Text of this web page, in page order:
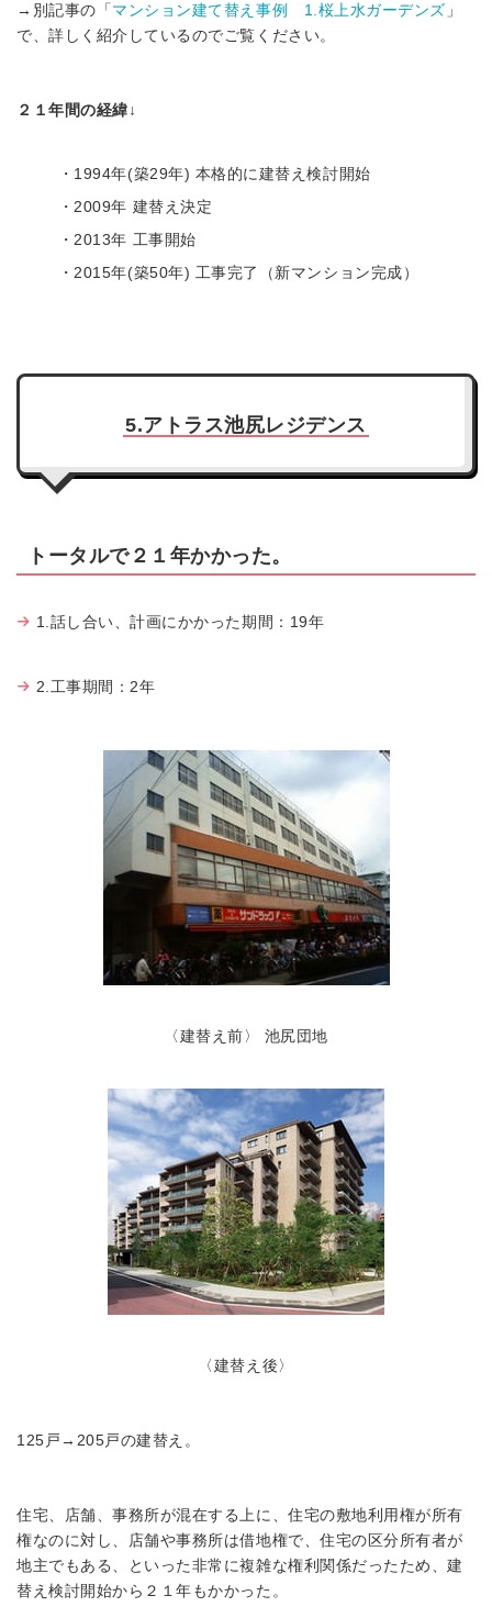
→別記事の「マンション建て替え事例 1.桜上水ガーデンズ 」
で、詳しく紹介しているのでご覧ください。
２１年間の経緯↓
・1994年(築29年) 本格的に建替え検討開始
・2009年 建替え決定
・2013年 工事開始
・2015年(築50年) 工事完了（新マンション完成）
5.アトラス池尻レジデンス
トータルで２１年かかった。
1.話し合い、計画にかかった期間：19年
2.工事期間：2年
〈建替え前〉 池尻団地
〈建替え後〉
125戸→205戸の建替え。
住宅、店舗、事務所が混在する上に、住宅の敷地利用権が所有
権なのに対し、店舗や事務所は借地権で、住宅の区分所有者が
地主でもある、といった非常に複雑な権利関係だったため、建
替え検討開始から２１年もかかった。